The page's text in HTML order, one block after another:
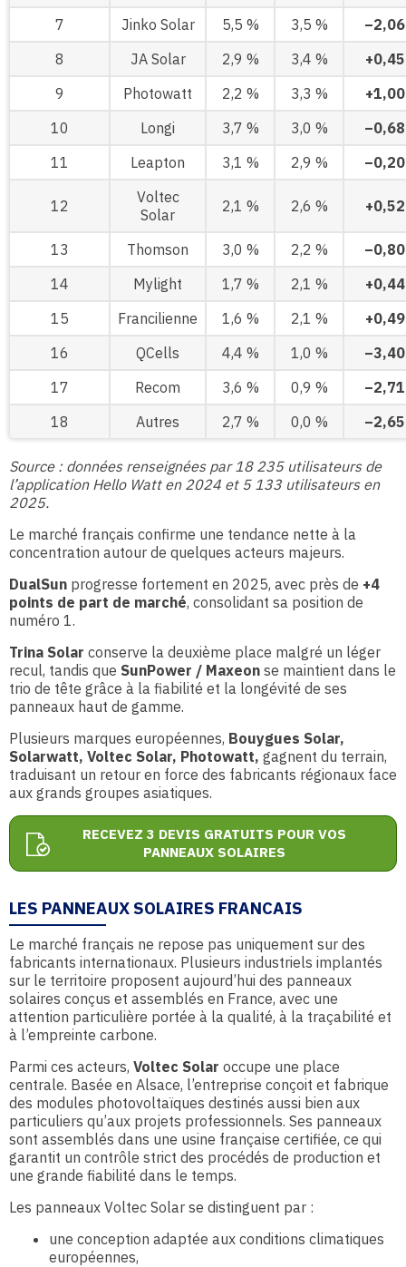
7
Jinko Solar 5,5 % 3,5 %
–2,06
8
JA Solar 2,9 % 3,4 %
+0,45
9
Photowatt 2,2 % 3,3 %
+1,00
10
Longi 3,7 % 3,0 %
–0,68
11
Leapton 3,1 % 2,9 % –0,20
12
Voltec
Solar
2,1 % 2,6 % +0,52
13 Thomson 3,0 % 2,2 %
–0,80
14
Mylight 1,7 % 2,1 %
+0,44
15
Francilienne 1,6 % 2,1 %
+0,49
16
QCells 4,4 % 1,0 %
–3,40
17
Recom 3,6 % 0,9 %
–2,71
18
Autres 2,7 % 0,0 % –2,65
Source : données renseignées par 18 235 utilisateurs de
l’application Hello Watt en 2024 et 5 133 utilisateurs en
2025.
Le marché français confirme une tendance nette à la
concentration autour de quelques acteurs majeurs.
DualSun progresse fortement en 2025, avec près de +4
points de part de marché, consolidant sa position de
numéro 1.
Trina Solar conserve la deuxième place malgré un léger
recul, tandis que SunPower / Maxeon se maintient dans le
trio de tête grâce à la fiabilité et la longévité de ses
panneaux haut de gamme.
Plusieurs marques européennes, Bouygues Solar,
Solarwatt, Voltec Solar, Photowatt, gagnent du terrain,
traduisant un retour en force des fabricants régionaux face
aux grands groupes asiatiques.
RECEVEZ 3 DEVIS GRATUITS POUR VOS
PANNEAUX SOLAIRES
LES PANNEAUX SOLAIRES FRANCAIS
Le marché français ne repose pas uniquement sur des
fabricants internationaux. Plusieurs industriels implantés
sur le territoire proposent aujourd’hui des panneaux
solaires conçus et assemblés en France, avec une
attention particulière portée à la qualité, à la traçabilité et
à l’empreinte carbone.
Parmi ces acteurs, Voltec Solar occupe une place
centrale. Basée en Alsace, l’entreprise conçoit et fabrique
des modules photovoltaïques destinés aussi bien aux
particuliers qu’aux projets professionnels. Ses panneaux
sont assemblés dans une usine française certifiée, ce qui
garantit un contrôle strict des procédés de production et
une grande fiabilité dans le temps.
Les panneaux Voltec Solar se distinguent par :
une conception adaptée aux conditions climatiques
européennes,